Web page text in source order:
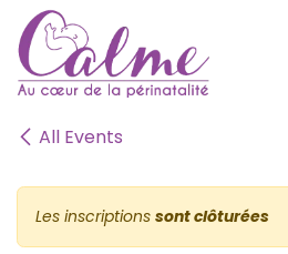
SE RENDRE AU CONTENU
All Events
Les inscriptions sont clôturées